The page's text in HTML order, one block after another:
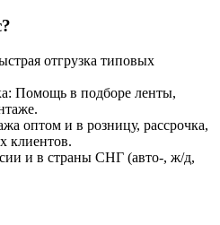
отгрузка типовых
Помощь в подборе ленты,
оптом и в розницу, рассрочка,
клиентов.
и в страны СНГ (авто-, ж/д,